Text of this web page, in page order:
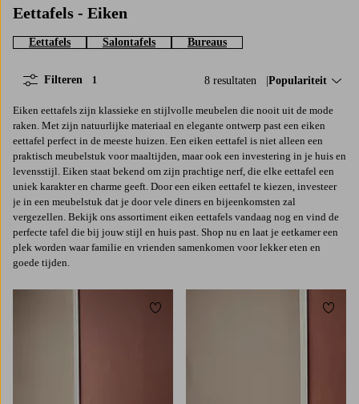
Eettafels - Eiken
Eettafels Salontafels Bureaus
8 resultaten Sorteer op:
Populariteit
Filteren 1
Eiken eettafels zijn klassieke en stijlvolle meubelen die nooit uit de mode
raken. Met zijn natuurlijke materiaal en elegante ontwerp past een eiken
eettafel perfect in de meeste huizen. Een eiken eettafel is niet alleen een
praktisch meubelstuk voor maaltijden, maar ook een investering in je huis en
levensstijl. Eiken staat bekend om zijn prachtige nerf, die elke eettafel een
uniek karakter en charme geeft. Door een eiken eettafel te kiezen, investeer
je in een meubelstuk dat je door vele diners en bijeenkomsten zal
vergezellen. Bekijk ons assortiment eiken eettafels vandaag nog en vind de
perfecte tafel die bij jouw stijl en huis past. Shop nu en laat je eetkamer een
plek worden waar familie en vrienden samenkomen voor lekker eten en
goede tijden.
Toevoegen aan favorieten